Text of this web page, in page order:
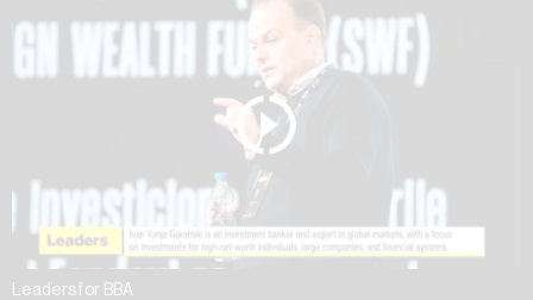
na „Prikaži detalje“. Privolu možete u bilo kojem trenutku
povući bez negativnih posljedica.
Leaders for BBA